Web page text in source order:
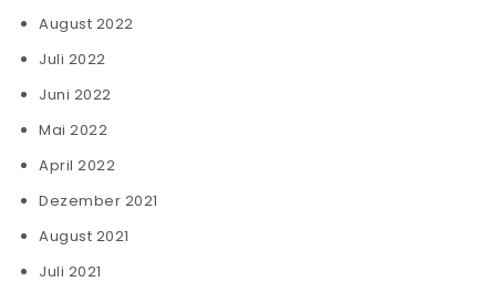
August 2022
Juli 2022
Juni 2022
Mai 2022
April 2022
Dezember 2021
August 2021
Juli 2021